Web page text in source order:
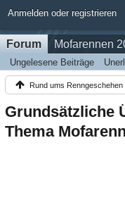
Anmelden oder registrieren
Forum Mofarennen
Ungelesene Beiträge
Rund ums Renngeschehen
Grundsätzliche
Thema